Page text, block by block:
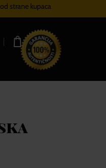
strane kupaca
0,00 €